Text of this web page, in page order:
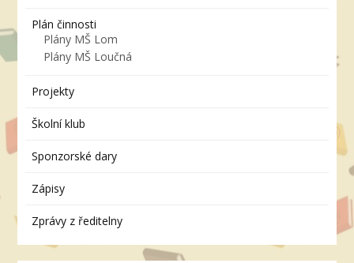
Plán činnosti
Plány MŠ Lom
Plány MŠ Loučná
Projekty
Školní klub
Sponzorské dary
Zápisy
Zprávy z ředitelny